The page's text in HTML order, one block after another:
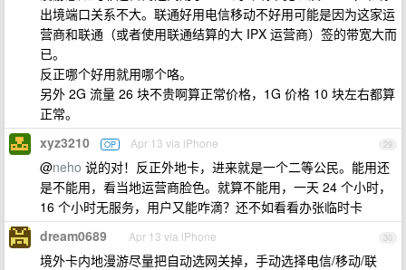
出境端口关系不大。联通好用电信移动不好用可能是因为这家运
营商和联通（或者使用联通结算的大 IPX 运营商）签的带宽大而
已。
反正哪个好用就用哪个咯。
另外 2G 流量 26 块不贵啊算正常价格，1G 价格 10 块左右都算
正常。
29
xyz3210 OP Apr 13 via iPhone
@neho 说的对！反正外地卡，进来就是一个二等公民。能用还
是不能用，看当地运营商脸色。就算不能用，一天 24 个小时，
16 个小时无服务，用户又能咋滴？还不如看看办张临时卡
30
dream0689 Apr 13 via iPhone
境外卡内地漫游尽量把自动选网关掉，手动选择电信/移动/联